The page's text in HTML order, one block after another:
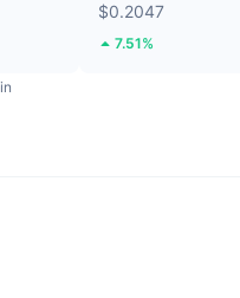
$0.2047
7.51%